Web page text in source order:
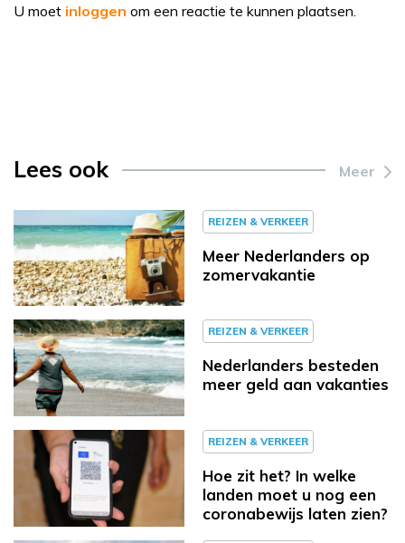
U moet inloggen om een reactie te kunnen plaatsen.
Lees ook Meer
REIZEN & VERKEER
Meer Nederlanders op
zomervakantie
REIZEN & VERKEER
Nederlanders besteden
meer geld aan vakanties
REIZEN & VERKEER
Hoe zit het? In welke
landen moet u nog een
coronabewijs laten zien?